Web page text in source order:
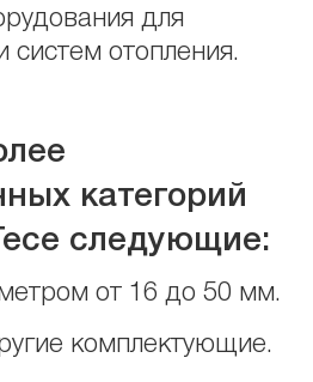
для
систем отопления.
категорий
следующие:
от 16 до 50 мм.
комплектующие.